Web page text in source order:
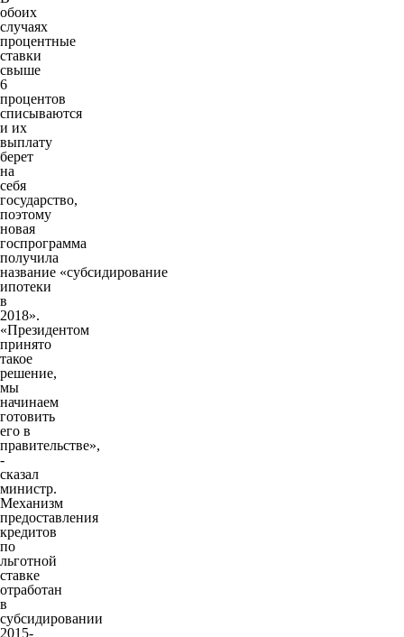
обоих
случаях
процентные
ставки
свыше
6
процентов
списываются
и их
выплату
берет
на
себя
государство,
поэтому
новая
госпрограмма
получила
название «субсидирование
ипотеки
в
2018».
«Президентом
принято
такое
решение,
мы
начинаем
готовить
его в
правительстве»,
-
сказал
министр.
Механизм
предоставления
кредитов
по
льготной
ставке
отработан
в
субсидировании
2015-